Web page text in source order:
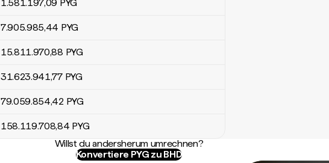
1.581.197,09 PYG
7.905.985,44 PYG
15.811.970,88 PYG
31.623.941,77 PYG
79.059.854,42 PYG
158.119.708,84 PYG
Willst du andersherum umrechnen?
Konvertiere PYG zu BHD